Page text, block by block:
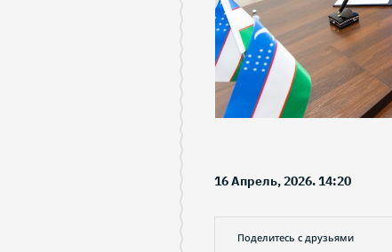
16 Апрель, 2026. 14:20
Поделитесь с друзьями